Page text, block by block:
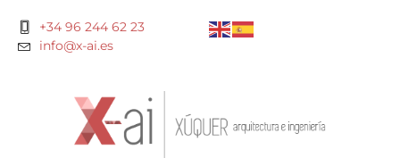
+34 96 244 62 23
info@x-ai.es